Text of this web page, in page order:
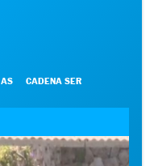
AS CADENA SER